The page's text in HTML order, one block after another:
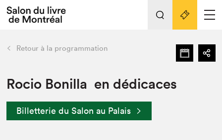
L'événement
Préparer sa visite au Salon
Actualités
retour Nos activités
Préparer sa visite
Liens pratiques
Retour à la programmation
Rocio Bonilla en dédicaces
Billetterie du Salon au Palais